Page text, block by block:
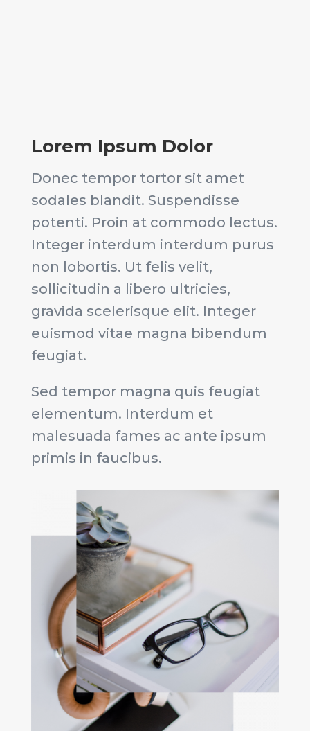
Lorem Ipsum Dolor
Donec tempor tortor sit amet
sodales blandit. Suspendisse
potenti. Proin at commodo lectus.
Integer interdum interdum purus
non lobortis. Ut felis velit,
sollicitudin a libero ultricies,
gravida scelerisque elit. Integer
euismod vitae magna bibendum
feugiat.
Sed tempor magna quis feugiat
elementum. Interdum et
malesuada fames ac ante ipsum
primis in faucibus.